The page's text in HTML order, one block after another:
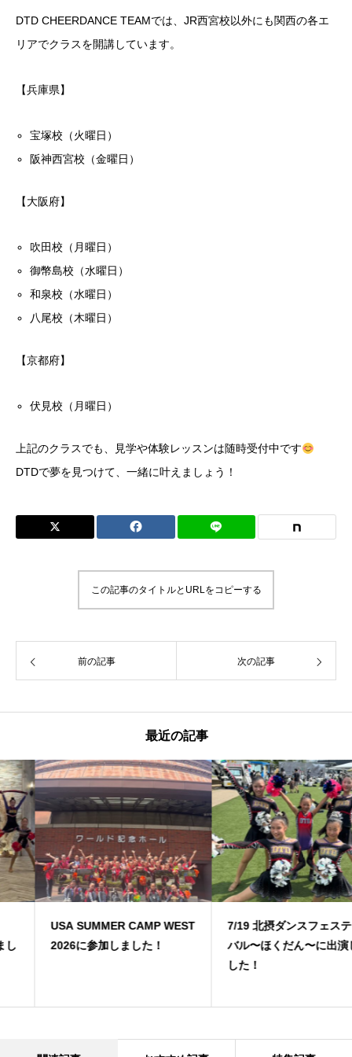
DTD CHEERDANCE TEAMでは、JR西宮校以外にも関西の各エ
リアでクラスを開講しています。
【兵庫県】
宝塚校（火曜日）
阪神西宮校（金曜日）
【大阪府】
吹田校（月曜日）
御幣島校（水曜日）
和泉校（水曜日）
八尾校（木曜日）
【京都府】
伏見校（月曜日）
上記のクラスでも、見学や体験レッスンは随時受付中です
DTDで夢を見つけて、一緒に叶えましょう！
この記事のタイトルとURLをコピーする
前の記事 次の記事
最近の記事
USA SUMMER CAMP WEST
2026に参加しました！
7/19 北摂ダンスフェスティ
バル〜ほくだん〜に出演しま